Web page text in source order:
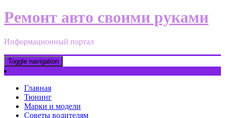
Ремонт авто своими руками
Информационный портал
Toggle navigation
Главная
Тюнинг
Марки и модели
Советы водителям